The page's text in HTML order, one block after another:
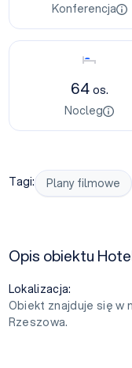
Konferencja
Nocleg
64os.
Nocleg
Tagi: Plany filmowe
Opis obiektu
Lokalizacja:
Obiekt znajduje się
Rzeszowa.